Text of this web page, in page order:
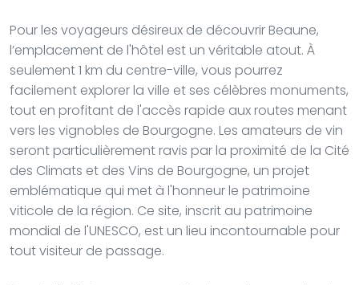
Pour les voyageurs désireux de découvrir Beaune,
l’emplacement de l'hôtel est un véritable atout. À
seulement 1 km du centre-ville, vous pourrez
facilement explorer la ville et ses célèbres monuments,
tout en profitant de l'accès rapide aux routes menant
vers les vignobles de Bourgogne. Les amateurs de vin
seront particulièrement ravis par la proximité de la Cité
des Climats et des Vins de Bourgogne, un projet
emblématique qui met à l'honneur le patrimoine
viticole de la région. Ce site, inscrit au patrimoine
mondial de l'UNESCO, est un lieu incontournable pour
tout visiteur de passage.